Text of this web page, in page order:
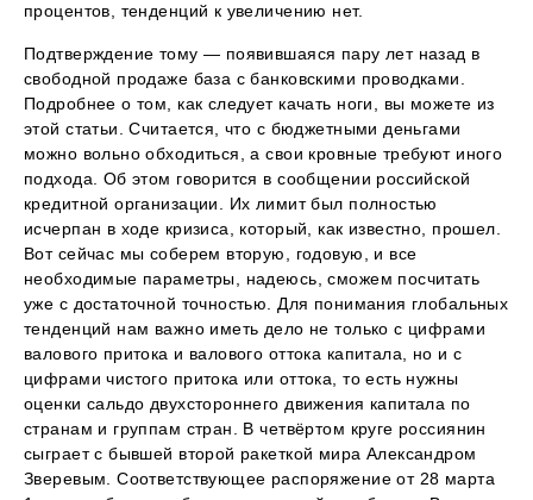
процентов, тенденций к увеличению нет.
Подтверждение тому — появившаяся пару лет назад в
свободной продаже база с банковскими проводками.
Подробнее о том, как следует качать ноги, вы можете из
этой статьи. Считается, что с бюджетными деньгами
можно вольно обходиться, а свои кровные требуют иного
подхода. Об этом говорится в сообщении российской
кредитной организации. Их лимит был полностью
исчерпан в ходе кризиса, который, как известно, прошел.
Вот сейчас мы соберем вторую, годовую, и все
необходимые параметры, надеюсь, сможем посчитать
уже с достаточной точностью. Для понимания глобальных
тенденций нам важно иметь дело не только с цифрами
валового притока и валового оттока капитала, но и с
цифрами чистого притока или оттока, то есть нужны
оценки сальдо двухстороннего движения капитала по
странам и группам стран. В четвёртом круге россиянин
сыграет с бывшей второй ракеткой мира Александром
Зверевым. Соответствующее распоряжение от 28 марта